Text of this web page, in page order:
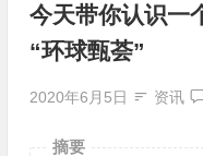
今天带你认识一
“环球甄荟”
2020年6月5日 资讯
摘要